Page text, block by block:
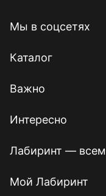
Мы в соцсетях
Каталог
Важно
Интересно
Лабиринт — всем
Мой Лабиринт